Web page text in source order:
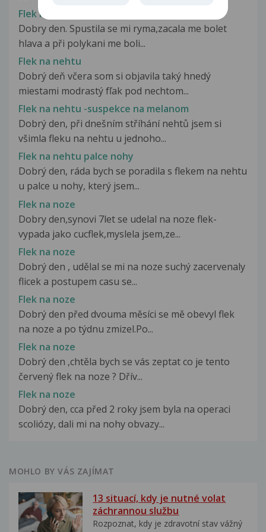
Flek na mandli
Dobry den. Spustila se mi ryma,zacala me bolet
hlava a při polykani me boli...
Flek na nehtu
Dobrý deň včera som si objavila taký hnedý
miestami modrastý fľak pod nechtom...
Flek na nehtu -suspekce na melanom
Dobrý den, při dnešním stříhání nehtů jsem si
všimla fleku na nehtu u jednoho...
Flek na nehtu palce nohy
Dobrý den, ráda bych se poradila s flekem na nehtu
u palce u nohy, který jsem...
Flek na noze
Dobry den,synovi 7let se udelal na noze flek-
vypada jako cucflek,myslela jsem,ze...
Flek na noze
Dobrý den , udělal se mi na noze suchý zacervenaly
flicek a postupem casu se...
Flek na noze
Dobrý den před dvouma měsíci se mě obevyl flek
na noze a po týdnu zmizel.Po...
Flek na noze
Dobrý den ,chtěla bych se vás zeptat co je tento
červený flek na noze ? Dřív...
Flek na noze
Dobrý den, cca před 2 roky jsem byla na operaci
scoliózy, dali mi na nohy obvazy...
MOHLO BY VÁS ZAJÍMAT
13 situací, kdy je nutné volat
záchrannou službu
Rozpoznat, kdy je zdravotní stav vážný